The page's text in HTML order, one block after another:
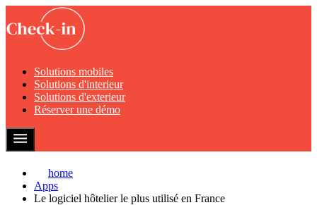
Solutions mobiles
Solutions d'interieur
Solutions d'exterieur
Réserver une démo
home
Apps
Le logiciel hôtelier le plus utilisé en France